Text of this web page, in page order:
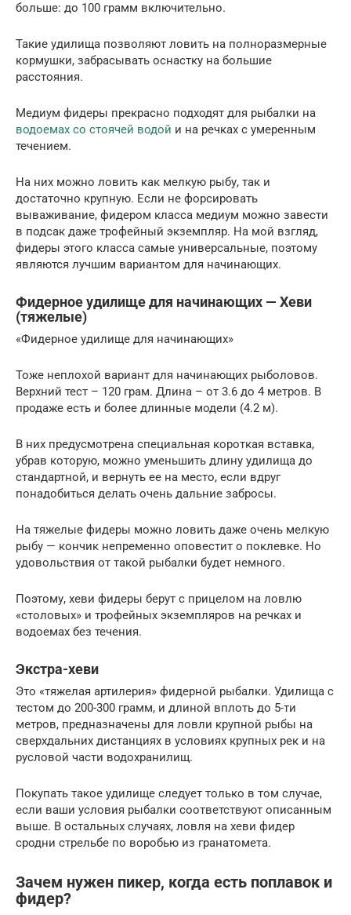
больше: до 100 грамм включительно.
Такие удилища позволяют ловить на полноразмерные
кормушки, забрасывать оснастку на большие
расстояния.
Медиум фидеры прекрасно подходят для рыбалки на
водоемах со стоячей водой и на речках с умеренным
течением.
На них можно ловить как мелкую рыбу, так и
достаточно крупную. Если не форсировать
вываживание, фидером класса медиум можно завести
в подсак даже трофейный экземпляр. На мой взгляд,
фидеры этого класса самые универсальные, поэтому
являются лучшим вариантом для начинающих.
Фидерное удилище для начинающих — Хеви
(тяжелые)
«Фидерное удилище для начинающих»
Тоже неплохой вариант для начинающих рыболовов.
Верхний тест – 120 грам. Длина – от 3.6 до 4 метров. В
продаже есть и более длинные модели (4.2 м).
В них предусмотрена специальная короткая вставка,
убрав которую, можно уменьшить длину удилища до
стандартной, и вернуть ее на место, если вдруг
понадобиться делать очень дальние забросы.
На тяжелые фидеры можно ловить даже очень мелкую
рыбу — кончик непременно оповестит о поклевке. Но
удовольствия от такой рыбалки будет немного.
Поэтому, хеви фидеры берут с прицелом на ловлю
«столовых» и трофейных экземпляров на речках и
водоемах без течения.
Экстра-хеви
Это «тяжелая артилерия» фидерной рыбалки. Удилища с
тестом до 200-300 грамм, и длиной вплоть до 5-ти
метров, предназначены для ловли крупной рыбы на
сверхдальних дистанциях в условиях крупных рек и на
русловой части водохранилищ.
Покупать такое удилище следует только в том случае,
если ваши условия рыбалки соответствуют описанным
выше. В остальных случаях, ловля на хеви фидер
сродни стрельбе по воробью из гранатомета.
Зачем нужен пикер, когда есть поплавок и
фидер?